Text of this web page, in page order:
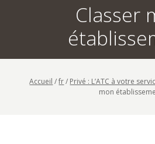
Classer
Accueil /fr/ Privé : L’ATC à votre
mon